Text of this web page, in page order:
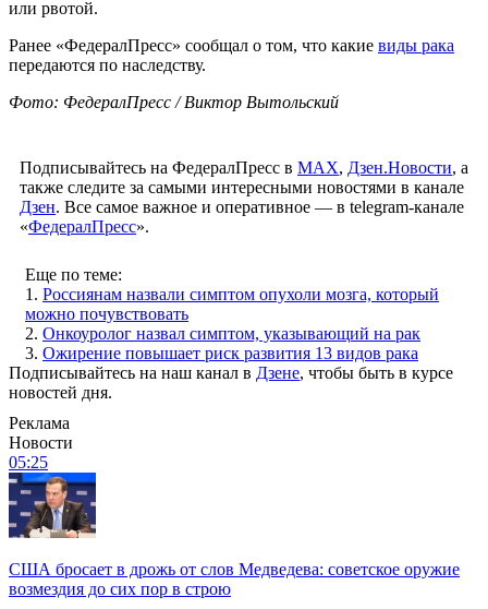
или рвотой.
Ранее «ФедералПресс» сообщал о том, что какие виды рака
передаются по наследству.
Фото: ФедералПресс / Виктор Вытольский
Подписывайтесь на ФедералПресс в МАХ, Дзен.Новости, а
также следите за самыми интересными новостями в канале
Дзен. Все самое важное и оперативное — в telegram-канале
«ФедералПресс».
Еще по теме:
1. Россиянам назвали симптом опухоли мозга, который
можно почувствовать
2. Онкоуролог назвал симптом, указывающий на рак
3. Ожирение повышает риск развития 13 видов рака
Подписывайтесь на наш канал в Дзене, чтобы быть в курсе
новостей дня.
Реклама
Новости
05:25
США бросает в дрожь от слов Медведева: советское оружие
возмездия до сих пор в строю